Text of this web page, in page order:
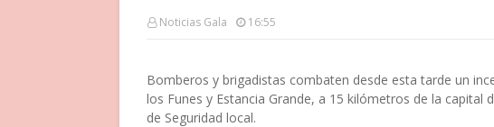
Noticias Gala 16:55
Bomberos y brigadistas combaten desde esta tarde un
los Funes y Estancia Grande, a 15 kilómetros de la capital
de Seguridad local.